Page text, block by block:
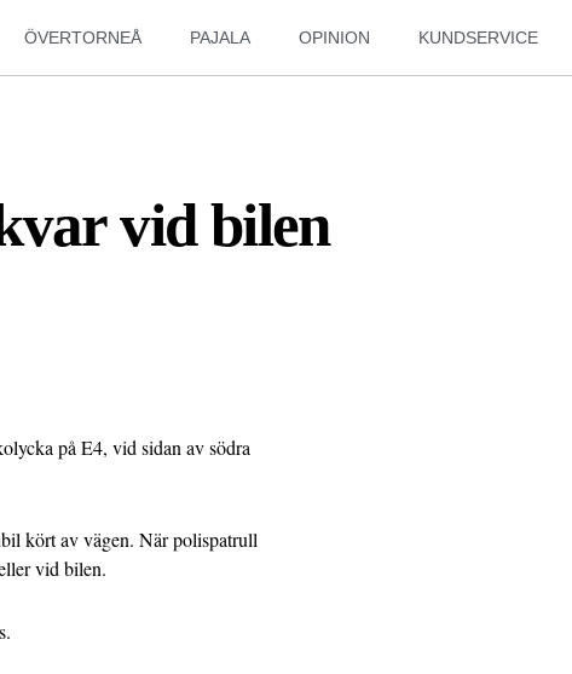
ÖVERTORNEÅ PAJALA OPINION KUNDSERVICE
vid bilen
på E4, vid sidan av södra
kört av vägen. När polispatrull
vid bilen.